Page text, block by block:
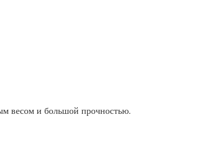
весом и большой прочностью.